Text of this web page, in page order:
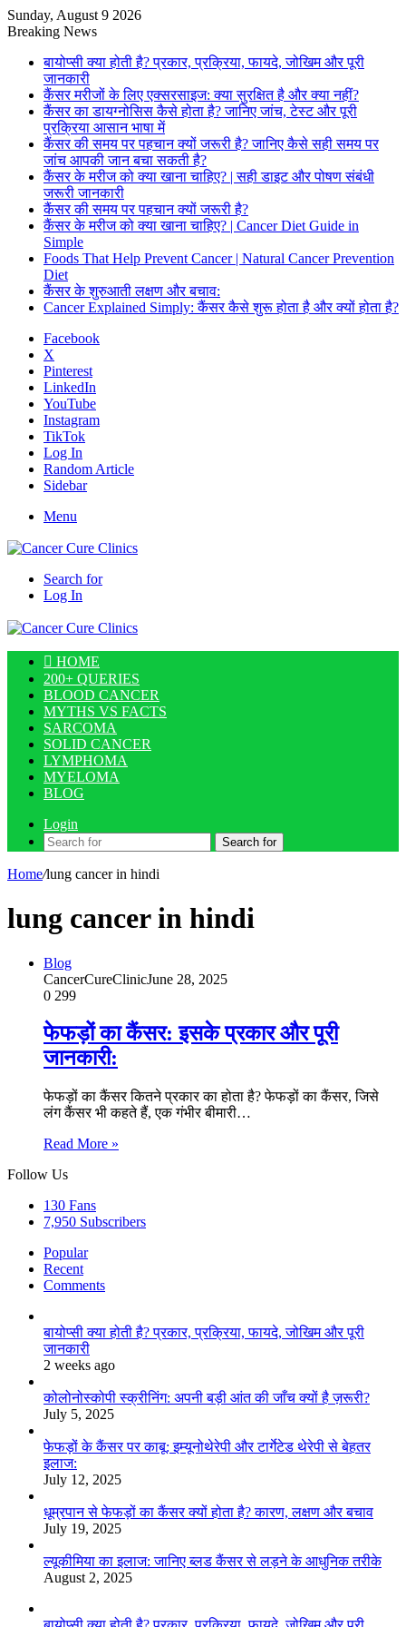
Sunday, August 9 2026
Breaking News
बायोप्सी क्या होती है? प्रकार, प्रक्रिया, फायदे, जोखिम और पूरी
जानकारी
कैंसर मरीजों के लिए एक्सरसाइज: क्या सुरक्षित है और क्या नहीं?
कैंसर का डायग्नोसिस कैसे होता है? जानिए जांच, टेस्ट और पूरी
प्रक्रिया आसान भाषा में
कैंसर की समय पर पहचान क्यों जरूरी है? जानिए कैसे सही समय पर
जांच आपकी जान बचा सकती है?
कैंसर के मरीज को क्या खाना चाहिए? | सही डाइट और पोषण संबंधी
जरूरी जानकारी
कैंसर की समय पर पहचान क्यों जरूरी है?
कैंसर के मरीज को क्या खाना चाहिए? | Cancer Diet Guide in
Simple
Foods That Help Prevent Cancer | Natural Cancer Prevention
Diet
कैंसर के शुरुआती लक्षण और बचाव:
Cancer Explained Simply: कैंसर कैसे शुरू होता है और क्यों होता है?
Facebook
X
Pinterest
LinkedIn
YouTube
Instagram
TikTok
Log In
Random Article
Sidebar
Menu
Search for
Log In
HOME
200+ QUERIES
BLOOD CANCER
MYTHS VS FACTS
SARCOMA
SOLID CANCER
LYMPHOMA
MYELOMA
BLOG
Login
Search for
Home/lung cancer in hindi
lung cancer in hindi
Blog
CancerCureClinicJune 28, 2025
0 299
फेफड़ों का कैंसर: इसके प्रकार और पूरी
जानकारी:
फेफड़ों का कैंसर कितने प्रकार का होता है? फेफड़ों का कैंसर, जिसे
लंग कैंसर भी कहते हैं, एक गंभीर बीमारी…
Read More »
Follow Us
130 Fans
7,950 Subscribers
Popular
Recent
Comments
बायोप्सी क्या होती है? प्रकार, प्रक्रिया, फायदे, जोखिम और पूरी
जानकारी
2 weeks ago
कोलोनोस्कोपी स्क्रीनिंग: अपनी बड़ी आंत की जाँच क्यों है ज़रूरी?
July 5, 2025
फेफड़ों के कैंसर पर काबू: इम्यूनोथेरेपी और टार्गेटेड थेरेपी से बेहतर
इलाज:
July 12, 2025
धूम्रपान से फेफड़ों का कैंसर क्यों होता है? कारण, लक्षण और बचाव
July 19, 2025
ल्यूकीमिया का इलाज: जानिए ब्लड कैंसर से लड़ने के आधुनिक तरीके
August 2, 2025